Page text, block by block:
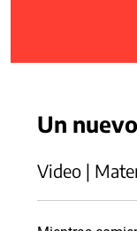
Un
Video |